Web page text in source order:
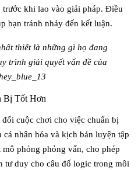
trước khi lao vào giải pháp. Điều
bạn tránh nhảy đến kết luận.
thiết là những gì họ đang
trình giải quyết vấn đề của
Bị Tốt Hơn
cuộc chơi cho việc chuẩn bị
nhân hóa và kịch bản luyện tập
phỏng phỏng vấn, cho phép
tư duy cho câu đố logic trong môi